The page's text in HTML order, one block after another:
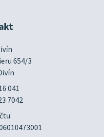
654/3
041
7042